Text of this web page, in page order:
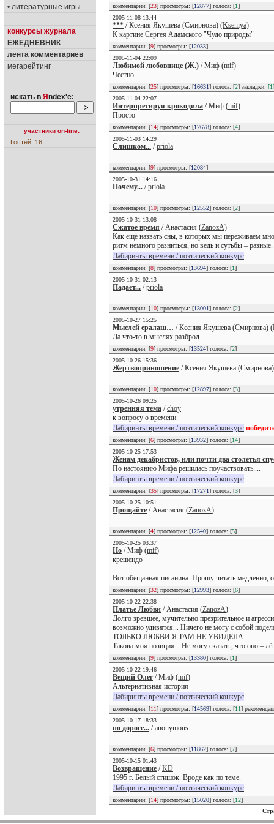
• литературные игры
конкурсы журнала
ЕЖЕДНЕВНИК
лента комментариев
мегарейтинг
искать в Я ndex'е:
участники on-line:
Гостей: 16
комментарии: [23] просмотры: [12877] голоса: [1]
2005-11-08 13:44
*** / Ксения Якушева (Смирнова) (Kseniya)
К картине Сергея Адамского "Чудо природы"
комментарии: [9] просмотры: [12033]
2005-11-04 22:09
Любимой любовнице (Ж.) / Миф (mif)
Честно
комментарии: [25] просмотры: [16631] голоса: [2] закладки: [1]
2005-11-04 22:07
Интерпретируя крокодила / Миф (mif)
Просто
комментарии: [14] просмотры: [12678] голоса: [4]
2005-11-03 14:29
Слишком... /priola
комментарии: [9] просмотры: [12084]
2005-10-31 14:16
Почему... /priola
комментарии: [10] просмотры: [12552] голоса: [2]
2005-10-31 13:08
Сжатое время / Анастасия (ZanozA)
Как ещё назвать сны, в которых мы переживаем
ритм немного разниться, но ведь и сутьбы –
Лабиринты времени / поэтический конкурс
комментарии: [8] просмотры: [13694] голоса: [1]
2005-10-31 02:13
Падает... /priola
комментарии: [10] просмотры: [13001] голоса: [2]
2005-10-27 15:25
Мыслей ералаш… / Ксения Якушева (Смирнова) (
Да что-то в мыслях разброд...
комментарии: [9] просмотры: [13524] голоса: [2]
2005-10-26 15:36
Жертвоприношение / Ксения Якушева
комментарии: [10] просмотры: [12897] голоса: [3]
2005-10-26 09:25
утренняя тема /choy
к вопросу о времени
Лабиринты времени / поэтический конкурс
комментарии: [6] просмотры: [13932] голоса: [14]
2005-10-25 17:53
Женам декабристов, или почти два столетья
По настоянию Мифа решилась поучаствовать....
Лабиринты времени / поэтический конкурс
комментарии: [35] просмотры: [17271] голоса: [3]
2005-10-25 10:51
Прощайте / Анастасия (ZanozA)
комментарии: [4] просмотры: [12540] голоса: [5]
2005-10-25 03:37
Но / Миф (mif)
крещендо
Вот обещанная писанина. Прошу читать медленно,
комментарии: [32] просмотры: [12993] голоса: [6]
2005-10-22 22:38
Платье Любви / Анастасия (ZanozA)
Долго зревшее, мучительно презрительное и
возможно удивятся... Ничего не могу с собой
ТОЛЬКО ЛЮБВИ Я ТАМ НЕ УВИДЕЛА.
Такова моя позиция... Не могу сказать, что оно –
комментарии: [9] просмотры: [13380] голоса: [1]
2005-10-22 19:46
Вещий Олег/ Миф (mif)
Альтернативная история
Лабиринты времени / поэтический конкурс
комментарии: [11] просмотры: [14569] голоса: [11]
2005-10-17 18:33
по дороге... / anonymous
комментарии: [6] просмотры: [11862] голоса: [7]
2005-10-15 01:43
Возвращение /KD
1995 г. Белый стишок. Вроде как по теме.
Лабиринты времени / поэтический конкурс
комментарии: [14] просмотры: [15020] голоса: [12]